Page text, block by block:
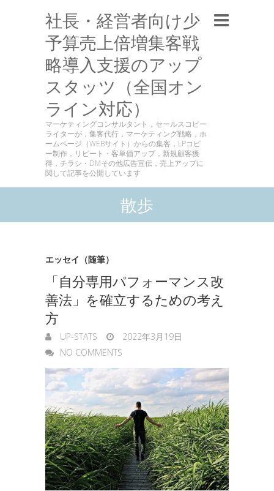
社長・経営者向け少
予算売上倍増集客戦
略導入支援のアップ
スタッツ（全国オン
ライン対応）
マーケティングコンサルタント，セールスコピー
ライターが，集客代行，マーケティング戦略，ホ
ームページ（WEBサイト）からの集客，LPコピ
ー制作，リピート・客単価アップ，新規顧客獲
得，チラシ・DMその他広告宣伝，売上アップに
関して記事を公開しています
散歩
エッセイ（随筆）
「自分専用パフォーマンス改
善法」を確立するための考え
方
UP-STATS
2022年3月19日
NO COMMENTS